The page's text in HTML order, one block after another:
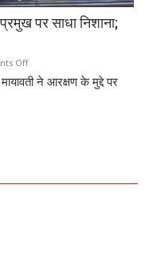
गिरफ्तार
पर साधा निशाना;
Offon
आरक्षण
RSS
ने आरक्षण के मुद्दे पर